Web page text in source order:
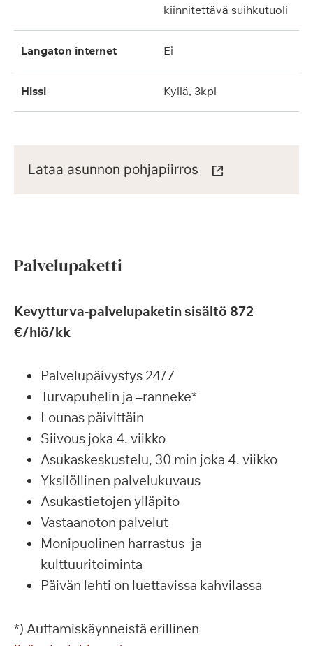
kiinnitettävä suihkutuoli
langaton internet ei
hissi kyllä, 3kpl
Lataa asunnon pohjapiirros
Palvelupaketti
Kevytturva-palvelupaketin sisältö 872
€/hlö/kk
Palvelupäivystys 24/7
Turvapuhelin ja –ranneke*
Lounas päivittäin
Siivous joka 4. viikko
Asukaskeskustelu, 30 min joka 4. viikko
Yksilöllinen palvelukuvaus
Asukastietojen ylläpito
Vastaanoton palvelut
Monipuolinen harrastus- ja
kulttuuritoiminta
Päivän lehti on luettavissa kahvilassa
*) Auttamiskäynneistä erillinen